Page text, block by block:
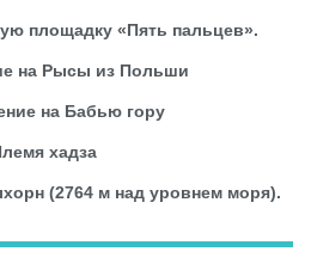
площадку «Пять пальцев».
на Рысы из Польши
на Бабью гору
хадза
(2764 м над уровнем моря).